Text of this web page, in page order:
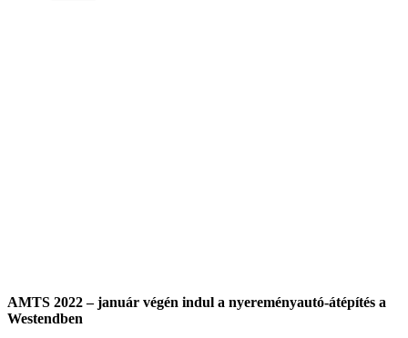
AMTS 2022 – január végén indul a nyereményautó-átépítés a
Westendben